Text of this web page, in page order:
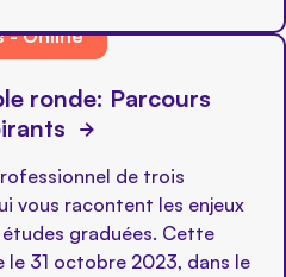
- Online
ronde: Parcours
de trois
vous racontent les enjeux
graduées. Cette
31 octobre 2023, dans le